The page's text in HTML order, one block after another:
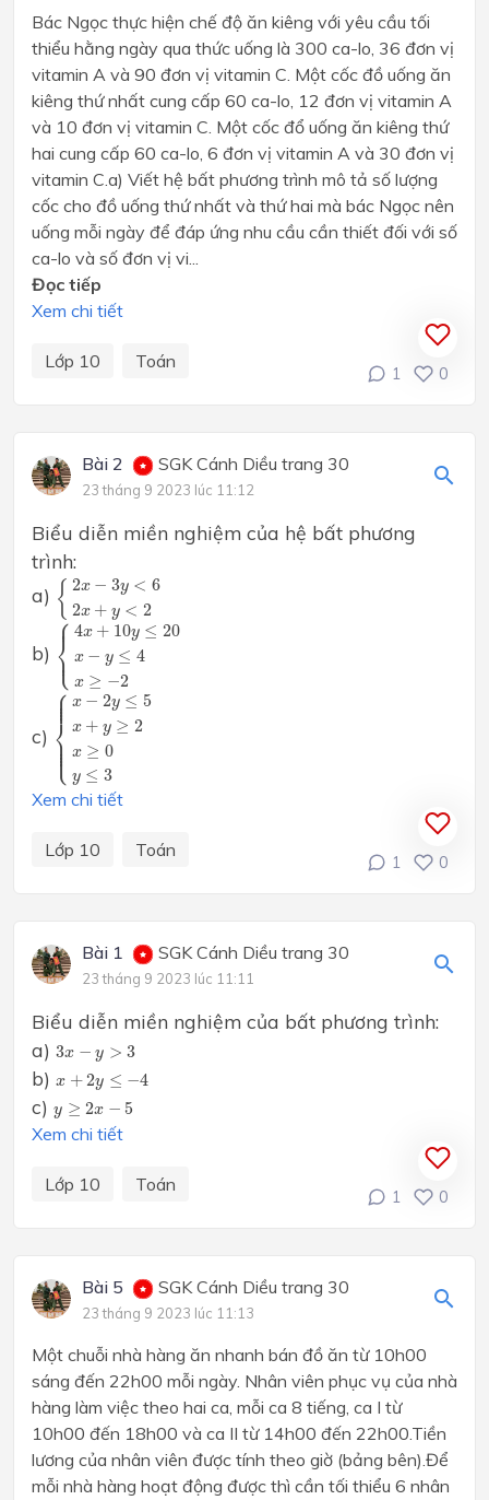
Bác Ngọc thực hiện chế độ ăn kiêng với yêu cầu tối
thiểu hằng ngày qua thức uống là 300 ca-lo, 36 đơn vị
vitamin A và 90 đơn vị vitamin C. Một cốc đồ uống ăn
kiêng thứ nhất cung cấp 60 ca-lo, 12 đơn vị vitamin A
và 10 đơn vị vitamin C. Một cốc đổ uống ăn kiêng thứ
hai cung cấp 60 ca-lo, 6 đơn vị vitamin A và 30 đơn vị
vitamin C.a) Viết hệ bất phương trình mô tả số lượng
cốc cho đồ uống thứ nhất và thứ hai mà bác Ngọc nên
uống mỗi ngày để đáp ứng nhu cầu cần thiết đối với số
ca-lo và số đơn vị vi...
Đọc tiếp
Xem chi tiết
Lớp 10 Toán
1 0
Bài 2 SGK Cánh Diều trang 30
23 tháng 9 2023 lúc 11:12
Biểu diễn miền nghiệm của hệ bất phương
trình:
a) { 2x − 3y < 6
2x + y < 2
{2 x y< 2 x+
b) ⎧
⎪
⎨
⎪
⎩
4x + 10y ≤ 20
x − y ≤ 4
x ≥ −2
{4x+ 10y≤20 x−y
c)
⎧
⎪
⎪
⎪
⎪
⎨
⎪
⎪ ⎪ ⎪⎩
x − 2y ≤ 5
x + y ≥ 2
x ≥ 0
y ≤ 3
x −2y≤ 5x+ y
Xem chi tiết
Lớp 10 Toán
1 0
Bài 1 SGK Cánh Diều trang 30
23 tháng 9 2023 lúc 11:11
Biểu diễn miền nghiệm của bất phương trình:
a) 3x − y > 3
3x y> 3
b) x +2y ≤ −4
x 2 y≤ −4
c) y ≥ 2x − 5
y ≥2 x−
Xem chi tiết
Lớp 10 Toán
1 0
Bài 5 SGK Cánh Diều trang 30
23 tháng 9 2023 lúc 11:13
Một chuỗi nhà hàng ăn nhanh bán đồ ăn từ 10h00
sáng đến 22h00 mỗi ngày. Nhân viên phục vụ của nhà
hàng làm việc theo hai ca, mỗi ca 8 tiếng, ca I từ
10h00 đến 18h00 và ca II từ 14h00 đến 22h00.Tiền
lương của nhân viên được tính theo giờ (bảng bên).Để
mỗi nhà hàng hoạt động được thì cần tối thiểu 6 nhân